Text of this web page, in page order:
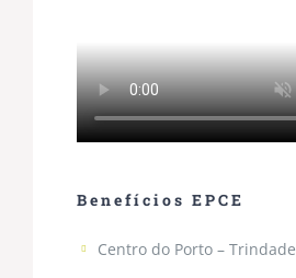
Benefícios EPCE
Centro do Porto – Trindade